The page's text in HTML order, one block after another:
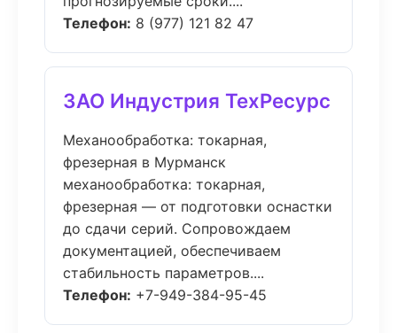
Телефон: 8 (977) 121 82 47
ЗАО Индустрия ТехРесурс
Механообработка: токарная,
фрезерная в Мурманск
механообработка: токарная,
фрезерная — от подготовки оснастки
до сдачи серий. Сопровождаем
документацией, обеспечиваем
стабильность параметров....
Телефон: +7-949-384-95-45